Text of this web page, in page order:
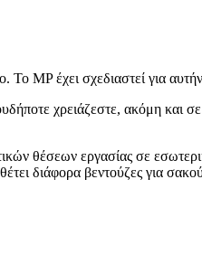
MP έχει σχεδιαστεί για
χρειάζεστε, ακόμη
θέσεων εργασίας σε
διάφορα βεντούζες για